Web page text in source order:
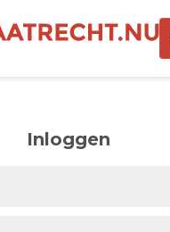
Inloggen